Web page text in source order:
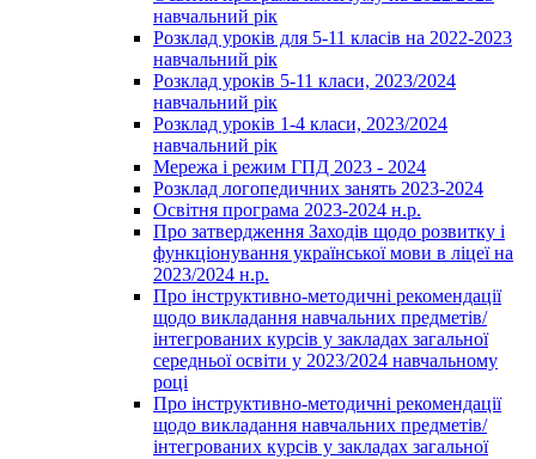
навчальний рік
Розклад уроків для 5-11 класів на 2022-2023
навчальний рік
Розклад уроків 5-11 класи, 2023/2024
навчальний рік
Розклад уроків 1-4 класи, 2023/2024
навчальний рік
Мережа і режим ГПД 2023 - 2024
Розклад логопедичних занять 2023-2024
Освітня програма 2023-2024 н.р.
Про затвердження Заходів щодо розвитку і
функціонування української мови в ліцеї на
2023/2024 н.р.
Про інструктивно-методичні рекомендації
щодо викладання навчальних предметів/
інтегрованих курсів у закладах загальної
середньої освіти у 2023/2024 навчальному
році
Про інструктивно-методичні рекомендації
щодо викладання навчальних предметів/
інтегрованих курсів у закладах загальної